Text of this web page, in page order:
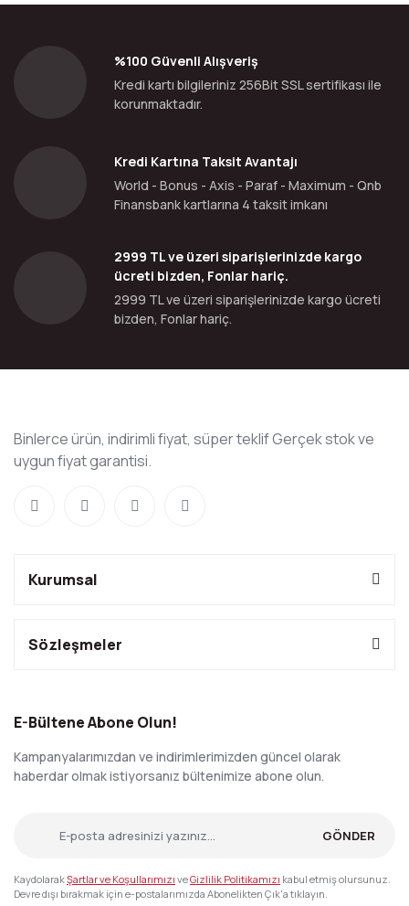
%100 Güvenli Alışveriş
Kredi kartı bilgileriniz 256Bit SSL sertifikası ile
korunmaktadır.
Kredi Kartına Taksit Avantajı
World - Bonus - Axis - Paraf - Maximum - Qnb
Finansbank kartlarına 4 taksit imkanı
2999 TL ve üzeri siparişlerinizde kargo
ücreti bizden, Fonlar hariç.
2999 TL ve üzeri siparişlerinizde kargo ücreti
bizden, Fonlar hariç.
Binlerce ürün, indirimli fiyat, süper teklif Gerçek stok ve
uygun fiyat garantisi.
Kurumsal
Sözleşmeler
E-Bültene Abone Olun!
Kampanyalarımızdan ve indirimlerimizden güncel olarak
haberdar olmak istiyorsanız bültenimize abone olun.
GÖNDER
KaydolarakŞartlar ve Koşullarımızı veGizlilik Politikamızı kabul etmiş olursunuz.
Devre dışı bırakmak için e-postalarımızda Abonelikten Çık'a tıklayın.